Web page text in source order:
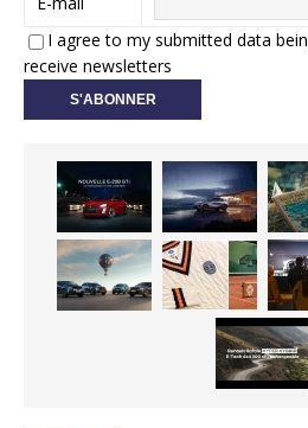
I agree to my submitted data
receive newsletters